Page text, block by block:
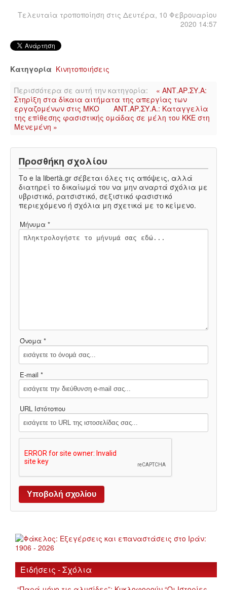
Τελευταία τροποποίηση στις Δευτέρα, 10 Φεβρουαρίου
2020 14:57
Κατηγορία Κινητοποιήσεις
Περισσότερα σε αυτή την κατηγορία:
« ΑΝΤ.ΑΡ.ΣΥ.Α:
Στηρίξη στα δίκαια αιτήματα της απεργίας των
εργαζομένων στις ΜΚΟ
ΑΝΤ.ΑΡ.ΣΥ.Α.: Καταγγελία
της επίθεσης φασιστικής ομάδας σε μέλη του ΚΚΕ στη
Μενεμένη »
Προσθήκη σχολίου
Το e la libertà.gr σέβεται όλες τις απόψεις, αλλά
διατηρεί το δικαίωμά του να μην αναρτά σχόλια με
υβριστικό, ρατσιστικό, σεξιστικό φασιστικό
περιεχόμενο ή σχόλια μη σχετικά με το κείμενο.
Μήνυμα *
Όνομα *
E-mail *
URL Ιστότοπου
Ειδήσεις - Σχόλια